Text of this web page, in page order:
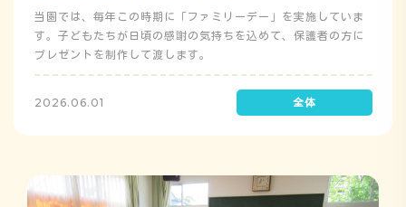
当園では、毎年この時期に「ファミリーデー」を実施していま
す。子どもたちが日頃の感謝の気持ちを込めて、保護者の方に
プレゼントを制作して渡します。
2026.06.01